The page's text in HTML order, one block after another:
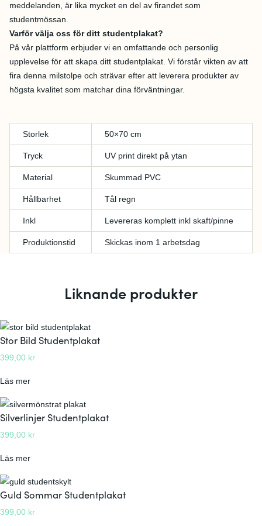
meddelanden, är lika mycket en del av firandet som
studentmössan.
Varför välja oss för ditt studentplakat?
På vår plattform erbjuder vi en omfattande och personlig
upplevelse för att skapa ditt studentplakat. Vi förstår vikten av att
fira denna milstolpe och strävar efter att leverera produkter av
högsta kvalitet som matchar dina förväntningar.
Storlek 50×70 cm
Tryck UV print direkt på ytan
Material Skummad PVC
Hållbarhet Tål regn
Inkl Levereras komplett inkl skaft/pinne
Produktionstid Skickas inom 1 arbetsdag
Liknande produkter
Stor Bild Studentplakat
399,00 kr
Läs mer:
t
o
r
l
d
Silverlinjer Studentplakat
399,00 kr
Läs mer:
i
l
v
Guld Sommar Studentplakat
399,00 kr